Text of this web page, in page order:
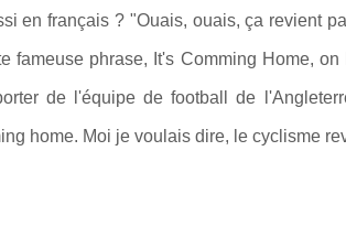
en français ? "Ouais, ouais, ça revient
fameuse phrase, It's Comming Home,
de l'équipe de football de
home. Moi je voulais dire, le cyclisme